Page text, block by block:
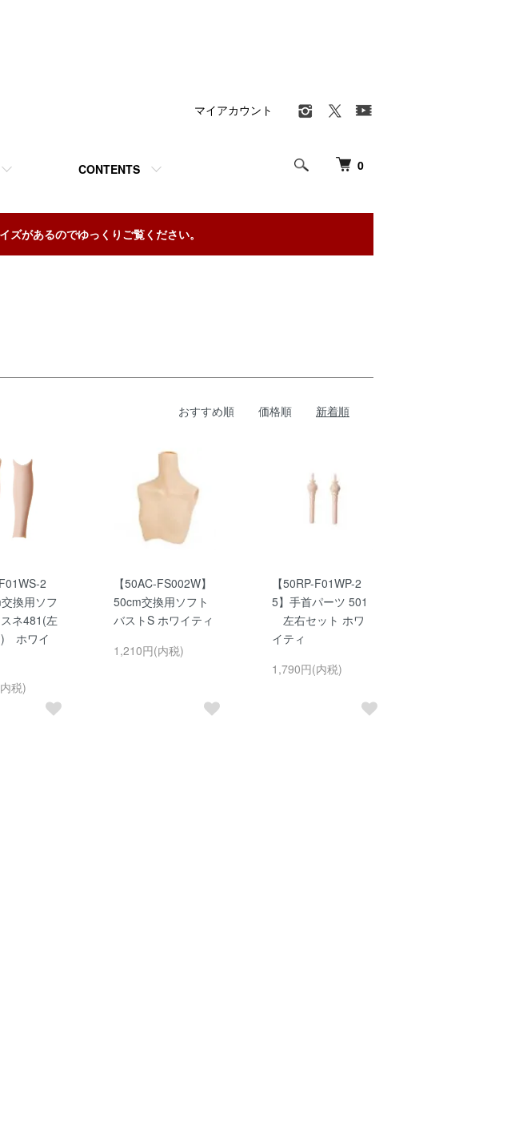
0
CONTENTS
マイアカウント
があるのでゆっくりご覧ください。
おすすめ順 価格順 新着順
2
換用ソフ
ネ481(左
) ホワイ
税)
【50AC-FS002W】
50cm交換用ソフト
バストS ホワイティ
1,210円(内税)
【50RP-F01WP-2
5】手首パーツ 501
左右セット ホワ
イティ
1,790円(内税)